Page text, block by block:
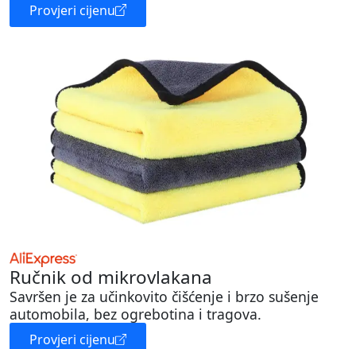
Provjeri cijenu
Ručnik od mikrovlakana
Savršen je za učinkovito čišćenje i brzo sušenje
automobila, bez ogrebotina i tragova.
Provjeri cijenu